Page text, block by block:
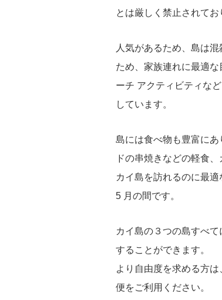
とは厳しく禁止されて
人気があるため、島は
ため、家族連れに最適
ーチ アクティビティな
しています。
島には食べ物も豊富に
ドの串焼きなどの軽食
カイ島を訪れるのに最
5 月の間です。
カイ島の３つの島すべ
することができます。
より自由度を求める方
便をご利用ください。